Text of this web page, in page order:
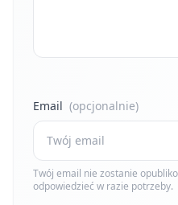
Email (opcjonalnie)
Twój email nie zostanie
odpowiedzieć w razie potrzeby.